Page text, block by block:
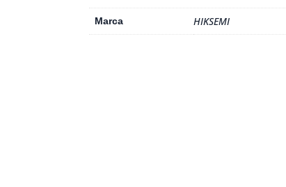
Marca HIKSEMI